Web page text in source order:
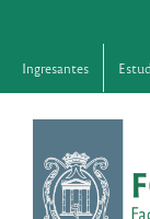
contenido
Ingresantes